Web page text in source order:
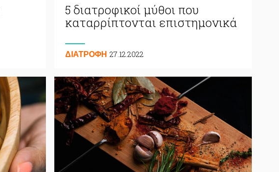
5 διατροφικοί μύθοι που
καταρρίπτονται επιστημονικά
ΔΙΑΤΡΟΦΗ 27.12.2022